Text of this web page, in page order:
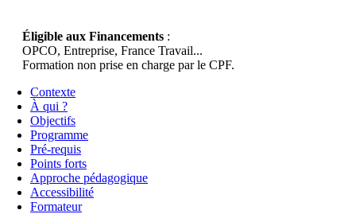
Éligible aux Financements :
OPCO, Entreprise, France Travail...
Formation non prise en charge par le CPF.
Contexte
À qui ?
Objectifs
Programme
Pré-requis
Points forts
Approche pédagogique
Accessibilité
Formateur